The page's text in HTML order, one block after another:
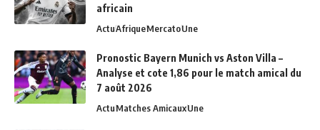
africain
ActuAfriqueMercatoUne
Pronostic Bayern Munich vs Aston Villa –
Analyse et cote 1,86 pour le match amical du
7 août 2026
ActuMatches AmicauxUne